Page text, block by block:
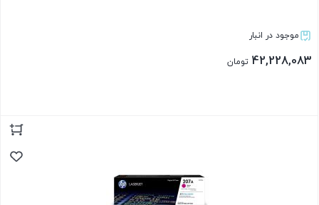
موجود در انبار
42,228,083 تومان